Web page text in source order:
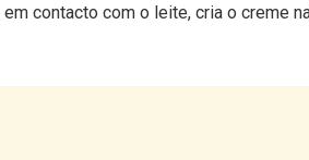
contacto com o leite, cria o creme